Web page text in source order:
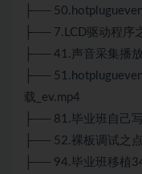
├──
├── 7.LCD驱动程序
├── 41.声音采集播
├──
载_ev.mp4
├── 81.毕业班自己
├── 52.裸板调试之
├── 94.毕业班移植